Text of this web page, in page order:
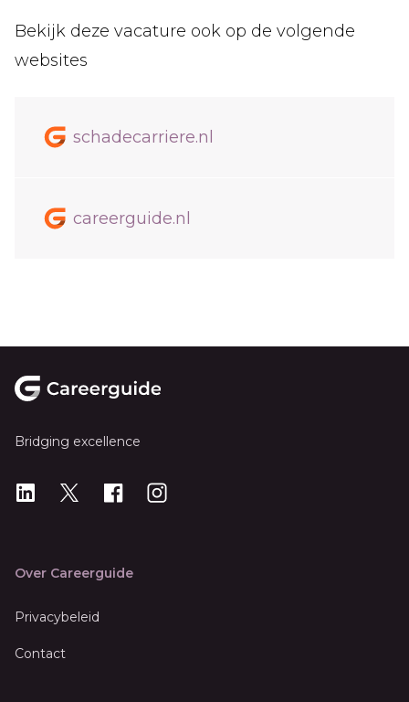
Bekijk deze vacature ook op de volgende
websites
schadecarriere.nl
careerguide.nl
Bridging excellence
LinkedIn
X Instagram
Over Careerguide
Privacybeleid
Contact